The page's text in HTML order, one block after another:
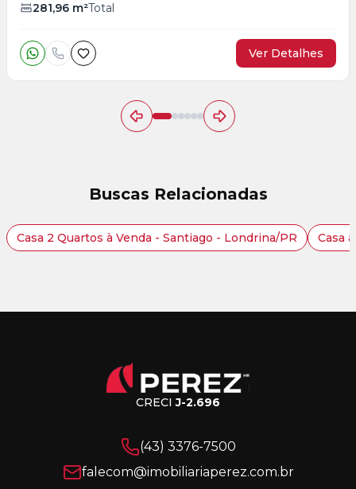
281,96 m²Total
Ver Detalhes
Buscas Relacionadas
Casa 2 Quartos à Venda - Santiago - Londrina/PR Casa
CRECIJ-2.696
(43) 3376-7500
falecom@imobiliariaperez.com.br